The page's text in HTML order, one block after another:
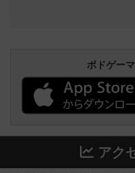
ボドゲー
アク